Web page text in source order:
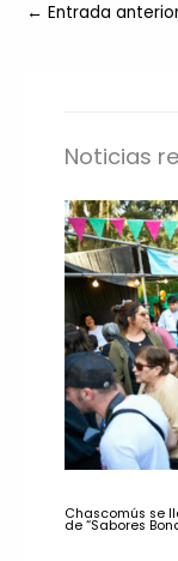
← Entrada
Noticias
Chascomús se
de “Sabores